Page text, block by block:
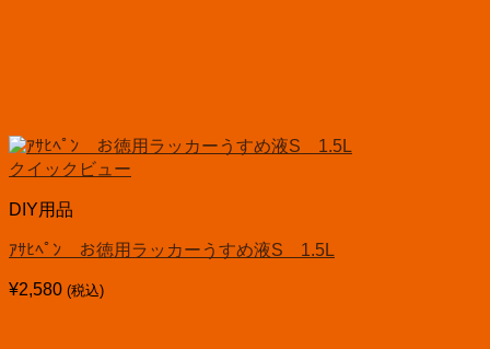
クイックビュー
DIY用品
ｱｻﾋﾍﾟﾝ お徳用ラッカーうすめ液S 1.5L
¥2,580 (税込)